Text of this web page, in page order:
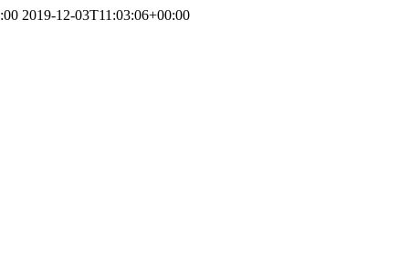
2019-12-03T11:03:06+00:00